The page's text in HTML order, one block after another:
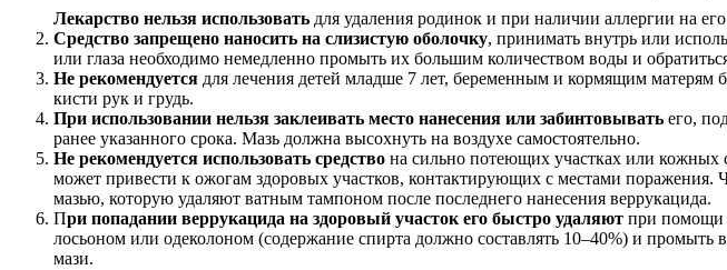
Лекарство нельзя использовать для удаления родинок и при наличии аллергии на
Средство запрещено наносить на слизистую оболочку, принимать внутрь или
или глаза необходимо немедленно промыть их большим количеством воды и
Не рекомендуется для лечения детей младше 7 лет, беременным и кормящим матерям
кисти рук и грудь.
При использовании нельзя заклеивать место нанесения или забинтовывать его,
ранее указанного срока. Мазь должна высохнуть на воздухе самостоятельно.
Не рекомендуется использовать средство на сильно потеющих участках или кожных
может привести к ожогам здоровых участков, контактирующих с местами поражения.
мазью, которую удаляют ватным тампоном после последнего нанесения веррукацида.
При попадании веррукацида на здоровый участок его быстро удаляют при помощи
лосьоном или одеколоном (содержание спирта должно составлять 10–40%) и
мази.